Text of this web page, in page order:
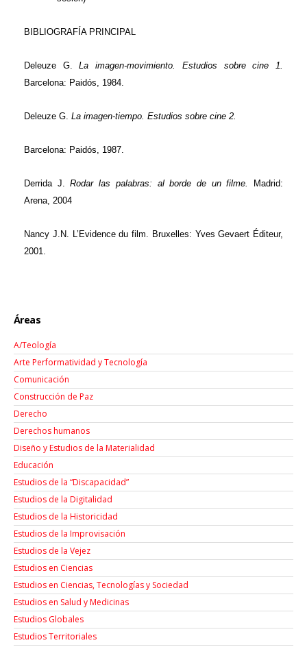
BIBLIOGRAFÍA PRINCIPAL
Deleuze G.La imagen-movimiento. Estudios sobre cine 1.
Barcelona: Paidós, 1984.
Deleuze G. La imagen-tiempo. Estudios sobre cine 2.
Barcelona: Paidós, 1987.
Derrida J.Rodar las palabras: al borde de un filme.
Madrid:
Arena, 2004
Nancy J.N. L’Evidence du film. Bruxelles: Yves Gevaert Éditeur,
2001.
Áreas
A/Teología
Arte Performatividad y Tecnología
Comunicación
Construcción de Paz
Derecho
Derechos humanos
Diseño y Estudios de la Materialidad
Educación
Estudios de la “Discapacidad”
Estudios de la Digitalidad
Estudios de la Historicidad
Estudios de la Improvisación
Estudios de la Vejez
Estudios en Ciencias
Estudios en Ciencias, Tecnologías y Sociedad
Estudios en Salud y Medicinas
Estudios Globales
Estudios Territoriales